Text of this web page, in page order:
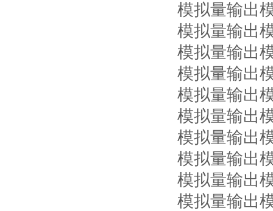
模拟量输出
模拟量输出
模拟量输
模拟量输
模拟量输出
模拟量输出
模拟量输
模拟量输出
模拟量输
模拟量输